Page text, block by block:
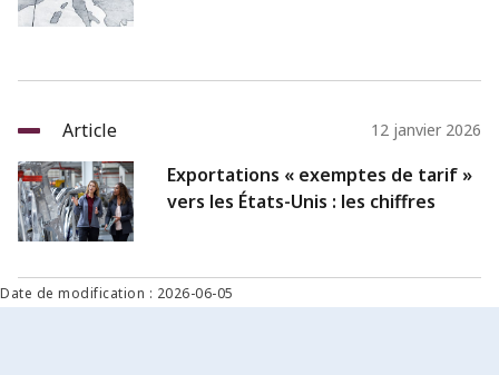
Article 12 janvier 2026
Exportations « exemptes de tarif »
vers les États-Unis : les chiffres
Date de modification : 2026-06-05